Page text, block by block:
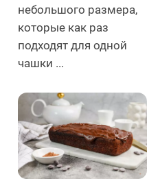
небольшого размера,
которые как раз
подходят для одной
чашки ...